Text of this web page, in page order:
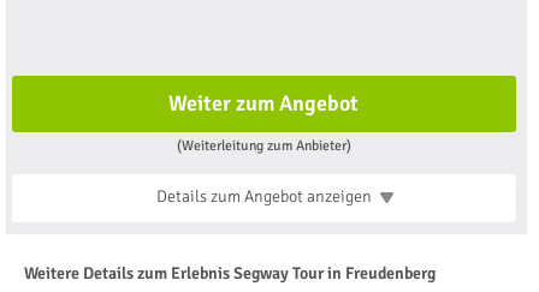
Weiter zum Angebot
(Weiterleitung zum Anbieter)
Details zum Angebotanzeigen
Weitere Details zum Erlebnis Segway Tour in Freudenberg